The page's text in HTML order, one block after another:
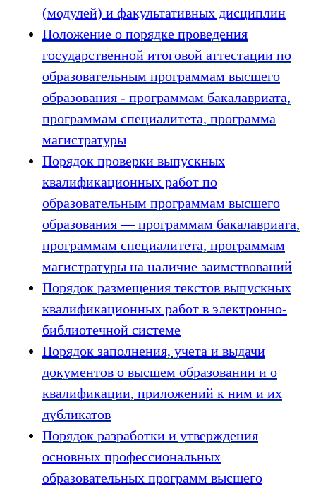
(модулей) и факультативных дисциплин
Положение о порядке проведения
государственной итоговой аттестации по
образовательным программам высшего
образования - программам бакалавриата,
программам специалитета, программа
магистратуры
Порядок проверки выпускных
квалификационных работ по
образовательным программам высшего
образования — программам бакалавриата,
программам специалитета, программам
магистратуры на наличие заимствований
Порядок размещения текстов выпускных
квалификационных работ в электронно-
библиотечной системе
Порядок заполнения, учета и выдачи
документов о высшем образовании и о
квалификации, приложений к ним и их
дубликатов
Порядок разработки и утверждения
основных профессиональных
образовательных программ высшего